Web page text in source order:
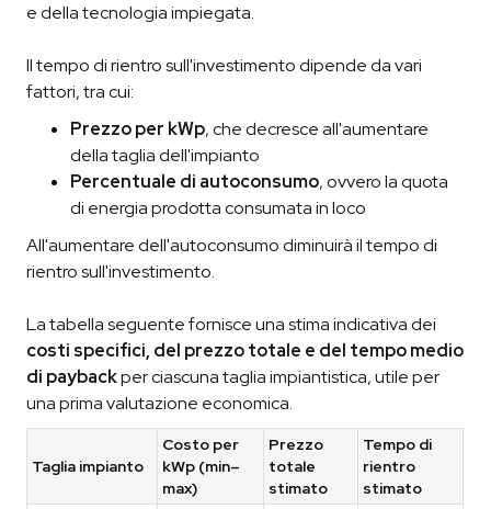
e della tecnologia impiegata.
Il tempo di rientro sull'investimento dipende da vari
fattori, tra cui:
Prezzo per kWp, che decresce all'aumentare
della taglia dell'impianto
Percentuale di autoconsumo, ovvero la quota
di energia prodotta consumata in loco
All'aumentare dell'autoconsumo diminuirà il tempo di
rientro sull'investimento.
La tabella seguente fornisce una stima indicativa dei
costi specifici, del prezzo totale e del tempo medio
di paybackper ciascuna taglia impiantistica, utile per
una prima valutazione economica.
Taglia impianto
Costo per
kWp (min–
max)
Prezzo
totale
stimato
Tempo di
rientro
stimato